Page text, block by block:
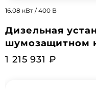
16.08 кВт / 400 В
Дизельная
шумозащитном
1 215 931 ₽